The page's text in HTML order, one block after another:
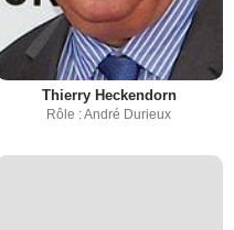
Thierry Heckendorn
Rôle : André Durieux